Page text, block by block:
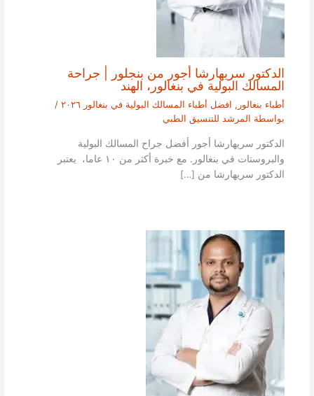
الدكتور سريهارشا أجور من بنجلور | جراحة
المسالك البولية في بنغالور، الهند
أطباء بنغالور , افضل أطباء المسالك البولية في بنغالور ٢٠٢٦
/
بواسطة المرشد للتنسيق الطبي
الدكتور سريهارشا أجور أفضل جراح المسالك البولية
والبروستات في بنغالور. مع خبرة أكثر من ١٠ عاما، يعتبر
الدكتور سريهارشا من […]